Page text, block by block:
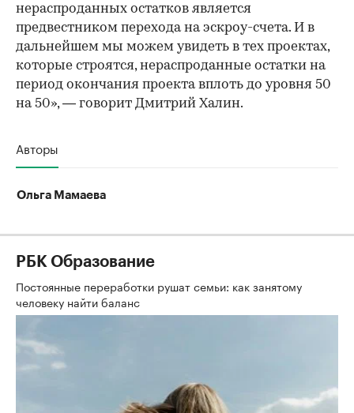
нераспроданных остатков является
предвестником перехода на эскроу-счета. И в
дальнейшем мы можем увидеть в тех проектах,
которые строятся, нераспроданные остатки на
период окончания проекта вплоть до уровня 50
на 50», — говорит Дмитрий Халин.
Авторы
Ольга Мамаева
РБК Образование
Постоянные переработки рушат семьи: как занятому
человеку найти баланс